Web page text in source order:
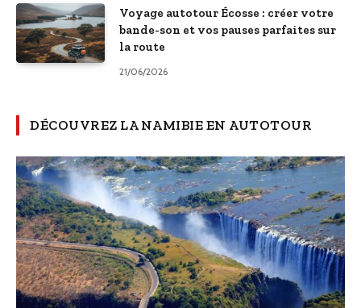
Voyage autotour Écosse : créer votre
bande-son et vos pauses parfaites sur
la route
21/06/2026
DÉCOUVREZ LA NAMIBIE EN AUTOTOUR